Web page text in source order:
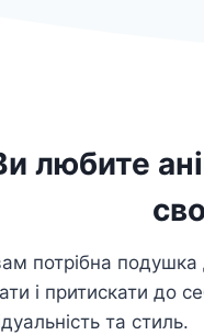
любите
потрібна
і притискати до
та стиль.